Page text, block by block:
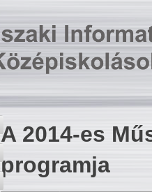
A 2014-es
programja